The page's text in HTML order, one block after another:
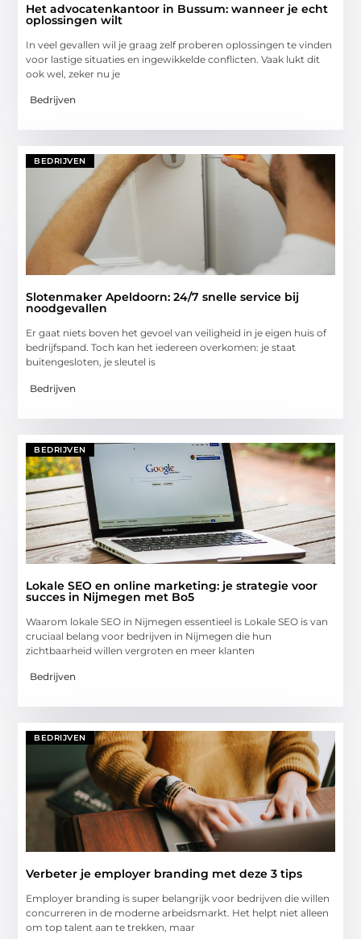
Het advocatenkantoor in Bussum: wanneer je echt
oplossingen wilt
In veel gevallen wil je graag zelf proberen oplossingen te vinden
voor lastige situaties en ingewikkelde conflicten. Vaak lukt dit
ook wel, zeker nu je
Bedrijven
BEDRIJVEN
Slotenmaker Apeldoorn: 24/7 snelle service bij
noodgevallen
Er gaat niets boven het gevoel van veiligheid in je eigen huis of
bedrijfspand. Toch kan het iedereen overkomen: je staat
buitengesloten, je sleutel is
Bedrijven
BEDRIJVEN
Lokale SEO en online marketing: je strategie voor
succes in Nijmegen met Bo5
Waarom lokale SEO in Nijmegen essentieel is Lokale SEO is van
cruciaal belang voor bedrijven in Nijmegen die hun
zichtbaarheid willen vergroten en meer klanten
Bedrijven
BEDRIJVEN
Verbeter je employer branding met deze 3 tips
Employer branding is super belangrijk voor bedrijven die willen
concurreren in de moderne arbeidsmarkt. Het helpt niet alleen
om top talent aan te trekken, maar